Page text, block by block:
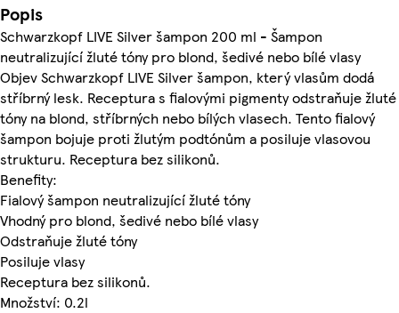
Popis
Schwarzkopf LIVE Silver šampon 200 ml - Šampon
neutralizující žluté tóny pro blond, šedivé nebo bílé vlasy
Objev Schwarzkopf LIVE Silver šampon, který vlasům dodá
stříbrný lesk. Receptura s fialovými pigmenty odstraňuje žluté
tóny na blond, stříbrných nebo bílých vlasech. Tento fialový
šampon bojuje proti žlutým podtónům a posiluje vlasovou
strukturu. Receptura bez silikonů.
Benefity:
Fialový šampon neutralizující žluté tóny
Vhodný pro blond, šedivé nebo bílé vlasy
Odstraňuje žluté tóny
Posiluje vlasy
Receptura bez silikonů.
Množství: 0.2l